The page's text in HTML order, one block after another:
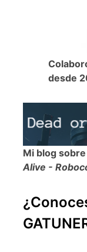
desde
Mi blog sobre
Alive -